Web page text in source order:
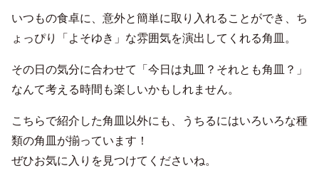
いつもの食卓に、意外と簡単に取り入れることができ、ち
ょっぴり「よそゆき」な雰囲気を演出してくれる角皿。
その日の気分に合わせて「今日は丸皿？それとも角皿？」
なんて考える時間も楽しいかもしれません。
こちらで紹介した角皿以外にも、うちるにはいろいろな種
類の角皿が揃っています！
ぜひお気に入りを見つけてくださいね。